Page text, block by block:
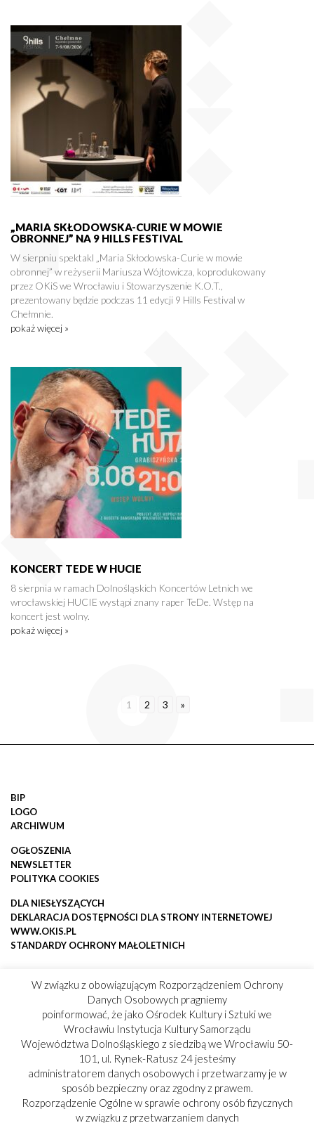
„MARIA SKŁODOWSKA-CURIE W MOWIE
OBRONNEJ” NA 9 HILLS FESTIVAL
W sierpniu spektakl „Maria Skłodowska-Curie w mowie
obronnej” w reżyserii Mariusza Wójtowicza, koprodukowany
przez OKiS we Wrocławiu i Stowarzyszenie K.O.T.,
prezentowany będzie podczas 11 edycji 9 Hills Festival w
Chełmnie.
pokaż więcej »
KONCERT TEDE W HUCIE
8 sierpnia w ramach Dolnośląskich Koncertów Letnich we
wrocławskiej HUCIE wystąpi znany raper TeDe. Wstęp na
koncert jest wolny.
pokaż więcej »
1 2 3 »
BIP
LOGO
ARCHIWUM
OGŁOSZENIA
NEWSLETTER
POLITYKA COOKIES
DLA NIESŁYSZĄCYCH
DEKLARACJA DOSTĘPNOŚCI DLA STRONY INTERNETOWEJ
WWW.OKIS.PL
STANDARDY OCHRONY MAŁOLETNICH
W związku z obowiązującym Rozporządzeniem Ochrony
Danych Osobowych pragniemy
poinformować, że jako Ośrodek Kultury i Sztuki we
Wrocławiu Instytucja Kultury Samorządu
Województwa Dolnośląskiego z siedzibą we Wrocławiu 50-
101, ul. Rynek-Ratusz 24 jesteśmy
administratorem danych osobowych i przetwarzamy je w
sposób bezpieczny oraz zgodny z prawem.
Rozporządzenie Ogólne w sprawie ochrony osób fizycznych
w związku z przetwarzaniem danych